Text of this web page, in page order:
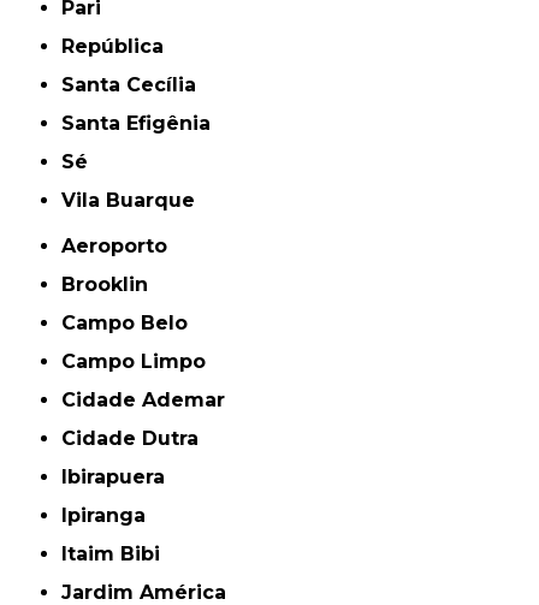
Pari
República
Santa Cecília
Santa Efigênia
Sé
Vila Buarque
Aeroporto
Brooklin
Campo Belo
Campo Limpo
Cidade Ademar
Cidade Dutra
Ibirapuera
Ipiranga
Itaim Bibi
Jardim América